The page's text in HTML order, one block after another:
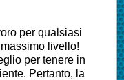
per qualsiasi
livello!
per tenere in
Pertanto, la